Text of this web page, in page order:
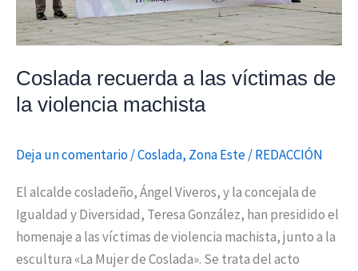
Coslada recuerda a las víctimas de
la violencia machista
Deja un comentario/Coslada, Zona Este/REDACCIÓN
El alcalde cosladeño, Ángel Viveros, y la concejala de
Igualdad y Diversidad, Teresa González, han presidido el
homenaje a las víctimas de violencia machista, junto a la
escultura «La Mujer de Coslada». Se trata del acto
machista